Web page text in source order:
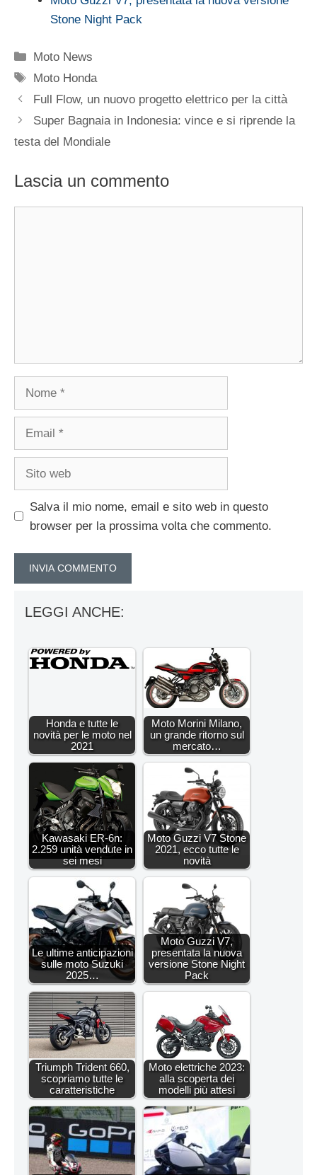
Stone Night Pack
Categorie
Moto News
Tag
Moto Honda
Full Flow, un nuovo progetto elettrico per la città
Super Bagnaia in Indonesia: vince e si riprende la
testa del Mondiale
Lascia un commento
Salva il mio nome, email e sito web in questo
browser per la prossima volta che commento.
LEGGI ANCHE:
Honda e tutte le
novità per le moto nel
2021
Moto Morini Milano,
un grande ritorno sul
mercato…
Kawasaki ER-6n:
2.259 unità vendute in
sei mesi
Moto Guzzi V7 Stone
2021, ecco tutte le
novità
Le ultime anticipazioni
sulle moto Suzuki
2025…
Moto Guzzi V7,
presentata la nuova
versione Stone Night
Pack
Triumph Trident 660,
scopriamo tutte le
caratteristiche
Moto elettriche 2023:
alla scoperta dei
modelli più attesi